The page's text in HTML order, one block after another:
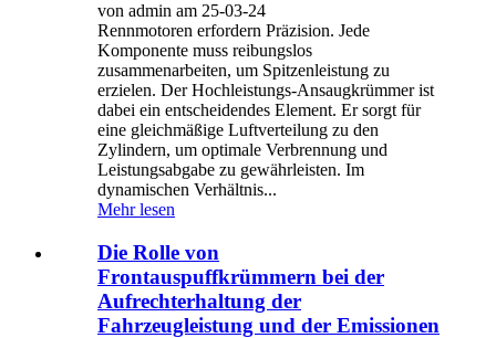
von admin am 25-03-24
Rennmotoren erfordern Präzision. Jede
Komponente muss reibungslos
zusammenarbeiten, um Spitzenleistung zu
erzielen. Der Hochleistungs-Ansaugkrümmer ist
dabei ein entscheidendes Element. Er sorgt für
eine gleichmäßige Luftverteilung zu den
Zylindern, um optimale Verbrennung und
Leistungsabgabe zu gewährleisten. Im
dynamischen Verhältnis...
Mehr lesen
Die Rolle von
Frontauspuffkrümmern bei der
Aufrechterhaltung der
Fahrzeugleistung und der Emissionen